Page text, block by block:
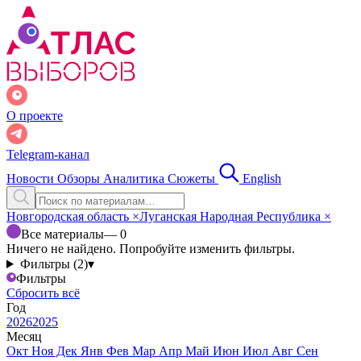
О проекте
Telegram-канал
Новости Обзоры Аналитика Сюжеты English
Новгородская область ×Луганская Народная Республика ×
Все материалы— 0
Ничего не найдено. Попробуйте изменить фильтры.
Фильтры (2)▾
Фильтры
Сбросить всё
Год
20262025
Месяц
Окт Ноя Дек Янв Фев Мар Апр Май Июн Июл Авг Сен